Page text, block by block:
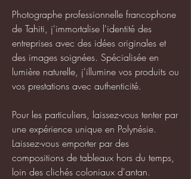
Photographe professionnelle francophone
de Tahiti, j'immortalise l'identité des
entreprises avec des idées originales et
des images soignées. Spécialisée en
lumière naturelle, j'illumine vos produits ou
vos prestations avec authenticité.
Pour les particuliers, laissez-vous tenter par
une expérience unique en Polynésie.
Laissez-vous emporter par des
compositions de tableaux hors du temps,
loin des clichés coloniaux d'antan.